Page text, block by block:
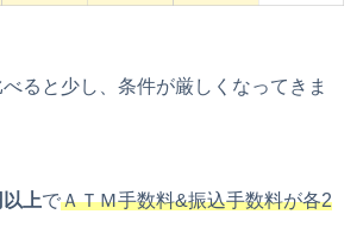
ると少し、条件が厳しくなってきま
上でＡＴＭ手数料&振込手数料が各2